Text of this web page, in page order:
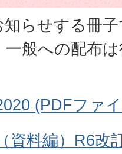
らせする冊
般への配布
(PDFファ
資料編）R6改